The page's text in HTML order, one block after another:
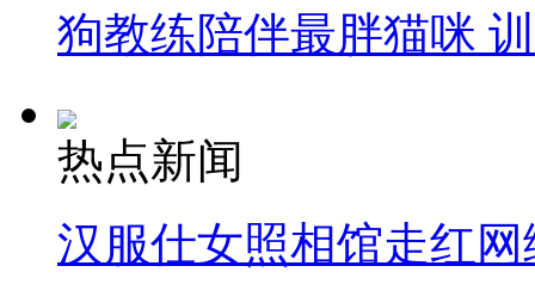
狗教练陪伴最胖猫咪
热点新闻
汉服仕女照相馆走红网